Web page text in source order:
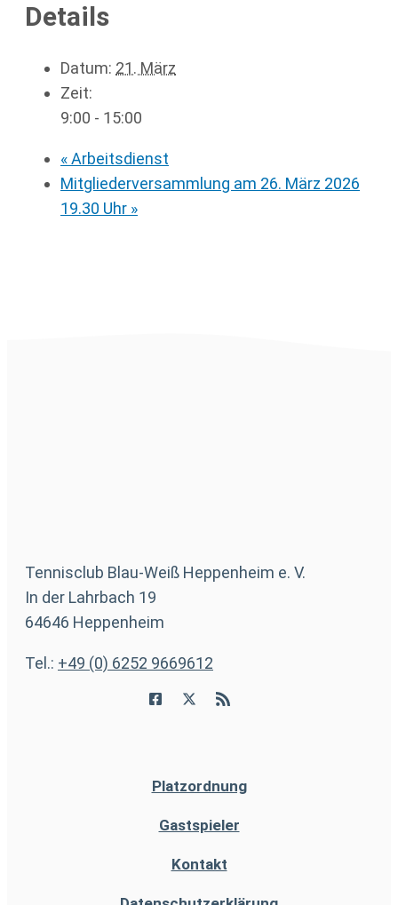
Details
Datum: 21. März
Zeit:
9:00 - 15:00
«Arbeitsdienst
Mitgliederversammlung am 26. März 2026
19.30 Uhr »
Tennisclub Blau-Weiß Heppenheim e. V.
In der Lahrbach 19
64646 Heppenheim
Tel.: +49 (0) 6252 9669612
Platzordnung
Gastspieler
Kontakt